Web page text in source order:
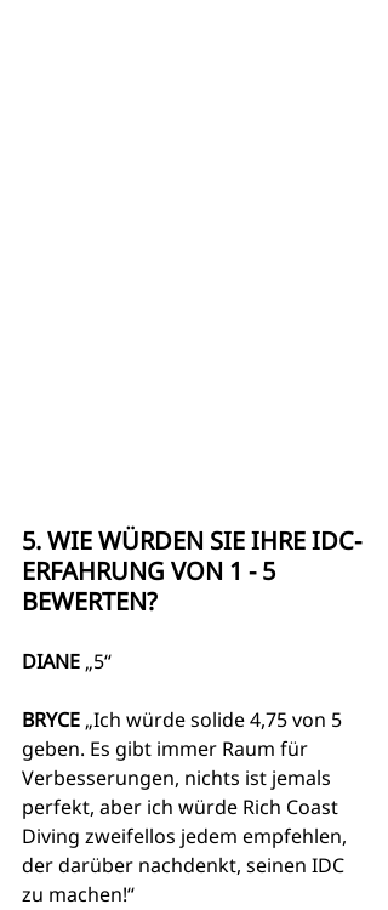
5. WIE WÜRDEN SIE IHRE IDC-
ERFAHRUNG VON 1 - 5
BEWERTEN?
DIANE „5“
BRYCE „Ich würde solide 4,75 von 5
geben. Es gibt immer Raum für
Verbesserungen, nichts ist jemals
perfekt, aber ich würde Rich Coast
Diving zweifellos jedem empfehlen,
der darüber nachdenkt, seinen IDC
zu machen!“